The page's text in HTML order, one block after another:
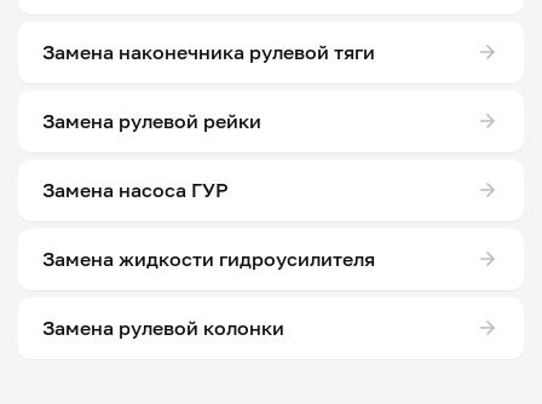
Замена наконечника рулевой тяги
Замена рулевой рейки
Замена насоса ГУР
Замена жидкости гидроусилителя
Замена рулевой колонки